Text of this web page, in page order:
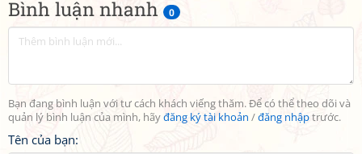
Bình luận nhanh 0
Bạn đang bình luận với tư cách khách viếng thăm. Để có thể theo dõi và
quản lý bình luận của mình, hãyđăng ký tài khoản /đăng nhậptrước.
Tên của bạn: